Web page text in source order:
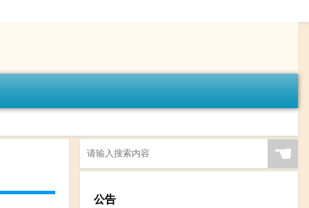
☚
公告